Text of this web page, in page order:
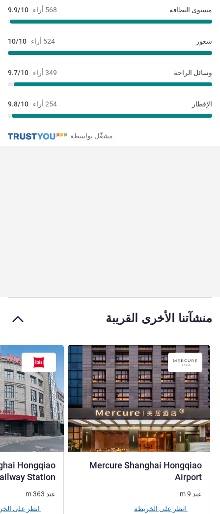
568 أراء 9.9/10 مستوى النظافة
524 أراء 10/10 شعور
349 أراء 9.7/10 وسائل الراحة
254 أراء 9.8/10 الإفطار
مشغّل بواسطة
منشآتنا الأخرى القريبة
Mercure Shanghai Hongqiao
Airport
عند m9
Hongqiao
Station
عند m363